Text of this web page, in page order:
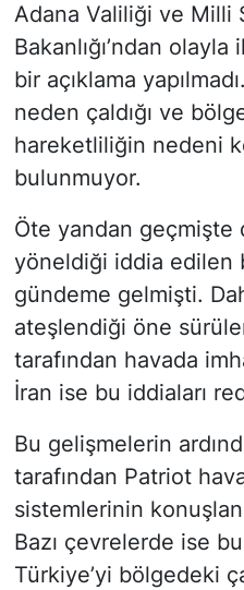
Adana Valiliği ve Milli
Bakanlığı’ndan
bir açıklama
neden çaldığı ve
hareketliliğin nedeni
bulunmuyor.
Öte yandan geçmişte
yöneldiği iddia edilen
gündeme gelmişti.
ateşlendiği öne
tarafından havada
İran ise bu iddiaları
Bu gelişmelerin
tarafından Patriot
sistemlerinin
Bazı çevrelerde ise
Türkiye’yi bölgedeki